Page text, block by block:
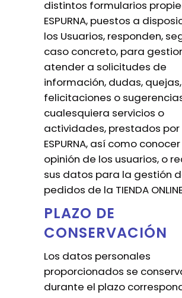
distintos formularios
ESPURNA, puestos a
los Usuarios, responden,
caso concreto, para
atender a solicitudes de
información, dudas, quejas,
felicitaciones o
cualesquiera servicios o
actividades, prestados por
ESPURNA, así como
opinión de los usuarios, o
sus datos para la gestión
pedidos de la TIENDA
PLAZO DE
CONSERVACIÓN
Los datos personales
proporcionados se
durante el plazo